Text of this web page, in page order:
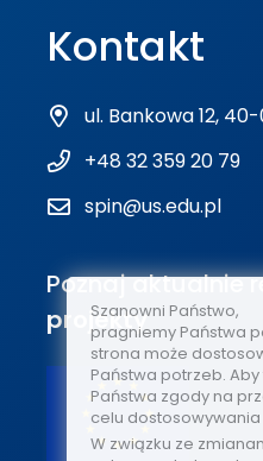
Kontakt
ul. Bankowa 12,
+48 32 359 20 79
spin@us.edu.pl
Poznaj aktualnie
projekty
Szanowni Państwo,
pragniemy Państwa
strona może
Państwa potrzeb.
Państwa zgody na
celu
W związku ze